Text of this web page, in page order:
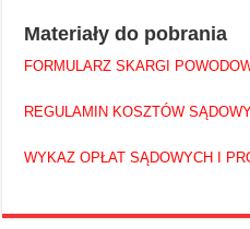
Materiały do pobrania
FORMULARZ SKARGI
REGULAMIN KOSZTÓW
WYKAZ OPŁAT SĄDOWYCH I